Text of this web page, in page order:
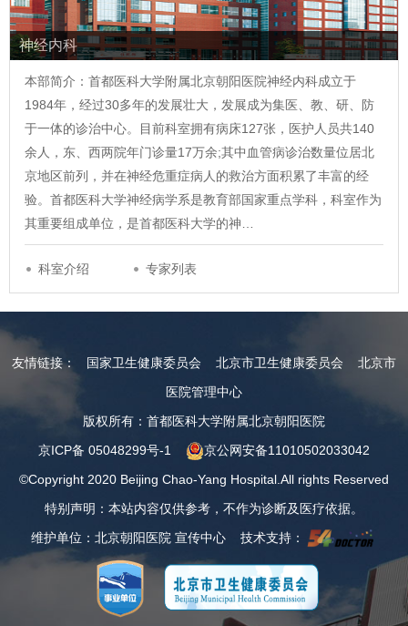
神经内科
本部简介：首都医科大学附属北京朝阳医院神经内科成立于
1984年，经过30多年的发展壮大，发展成为集医、教、研、防
于一体的诊治中心。目前科室拥有病床127张，医护人员共140
余人，东、西两院年门诊量17万余;其中血管病诊治数量位居北
京地区前列，并在神经危重症病人的救治方面积累了丰富的经
验。首都医科大学神经病学系是教育部国家重点学科，科室作为
其重要组成单位，是首都医科大学的神…
科室介绍 专家列表
友情链接： 国家卫生健康委员会 北京市卫生健康委员会
北京市
医院管理中心
版权所有：首都医科大学附属北京朝阳医院
京ICP备 05048299号-1
京公网安备11010502033042
©Copyright 2020 Beijing Chao-Yang Hospital.All rights Reserved
特别声明：本站内容仅供参考，不作为诊断及医疗依据。
维护单位：北京朝阳医院 宣传中心 技术支持：